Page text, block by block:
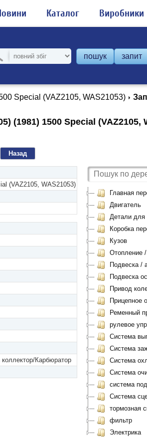
Каталог Виробники
пошук запит
Special (VAZ2105, WAS21053)
(1981) 1500 Special (VAZ2105,
Назад
(VAZ2105, WAS21053)
Карбюратор
Главная
Двигатель
Детали для
Коробка
Кузов
Отопление
Подвеска /
Подвеска
Привод
Прицепное
Ременный
рулевое
Система
Система
Система
Система
система
Система
тормозная
фильтр
Электрика